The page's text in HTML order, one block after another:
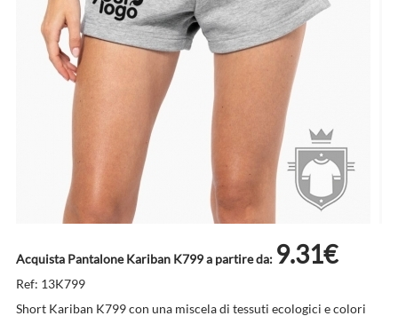
Acquista Pantalone Kariban K799 a partire da: 9.31€
Ref: 13K799
Short Kariban K799 con una miscela di tessuti ecologici e colori